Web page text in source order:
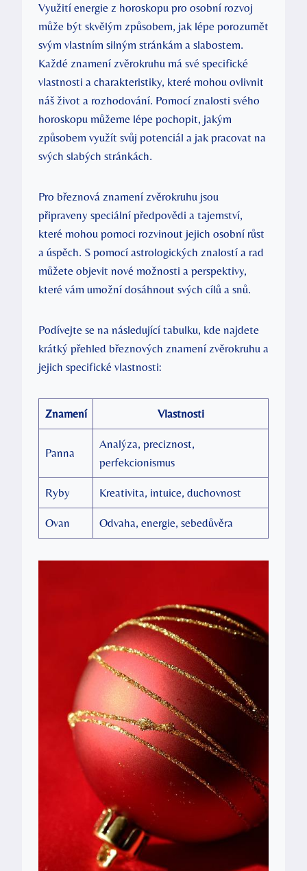
Využití energie z horoskopu pro osobní rozvoj
může být skvělým způsobem, jak lépe porozumět
svým vlastním silným stránkám a slabostem.
Každé znamení zvěrokruhu má své specifické
vlastnosti a charakteristiky, které mohou ovlivnit
náš život a rozhodování. Pomocí znalosti svého
horoskopu můžeme lépe pochopit, jakým
způsobem využít svůj potenciál a jak pracovat na
svých slabých stránkách.
Pro březnová znamení zvěrokruhu jsou
připraveny speciální předpovědi a tajemství,
které mohou pomoci rozvinout jejich osobní růst
a úspěch. S pomocí astrologických znalostí a rad
můžete objevit nové možnosti a perspektivy,
které vám umožní dosáhnout svých cílů a snů.
Podívejte se na následující tabulku, kde najdete
krátký přehled březnových znamení zvěrokruhu a
jejich specifické vlastnosti:
Znamení Vlastnosti
Panna
Analýza, preciznost,
perfekcionismus
Ryby Kreativita, intuice, duchovnost
Ovan Odvaha, energie, sebedůvěra